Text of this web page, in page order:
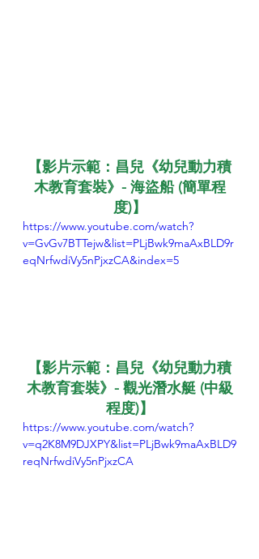
【影片示範：昌兒《幼兒動力積
木教育套裝》- 海盜船 (簡單程
度)】
https://www.youtube.com/watch?
v=GvGv7BTTejw&list=PLjBwk9maAxBLD9r
eqNrfwdiVy5nPjxzCA&index=5
【影片示範：昌兒《幼兒動力積
木教育套裝》- 觀光潛水艇 (中級
程度)】
https://www.youtube.com/watch?
v=q2K8M9DJXPY&list=PLjBwk9maAxBLD9
reqNrfwdiVy5nPjxzCA